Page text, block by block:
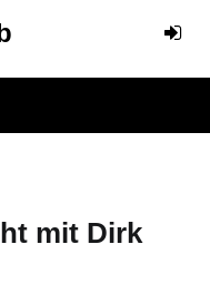
mit Dirk